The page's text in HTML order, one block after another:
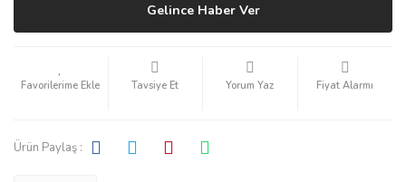
Gelince Haber Ver
Tavsiye Et Yorum Yaz Fiyat Alarmı
Ürün Paylaş :